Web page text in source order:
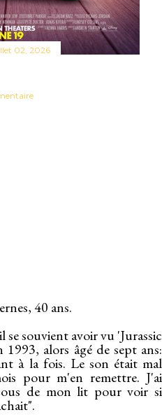
02, 2026
40 ans.
se souvient avoir vu 'Jurassic
1993, alors âgé de sept ans:
à la fois. Le son était mal
pour m'en remettre. J'ai
de mon lit pour voir si